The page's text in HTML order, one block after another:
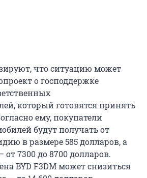
что ситуацию может
о господдержке
который готовятся принять
ему, покупатели
будут получать от
в размере 585 долларов, а
7300 до 8700 долларов.
BYD F3DM может снизиться